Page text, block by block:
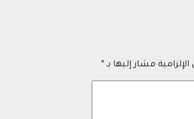
مشار إليها بـ *